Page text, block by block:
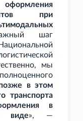
при
шаг
мы
в этом
транспорта
в
виде», —